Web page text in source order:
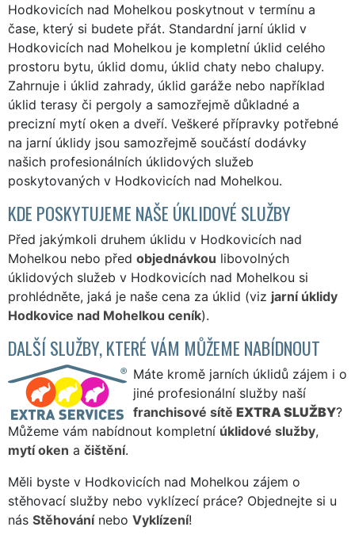
Hodkovicích nad Mohelkou poskytnout v termínu a
čase, který si budete přát. Standardní jarní úklid v
Hodkovicích nad Mohelkou je kompletní úklid celého
prostoru bytu, úklid domu, úklid chaty nebo chalupy.
Zahrnuje i úklid zahrady, úklid garáže nebo například
úklid terasy či pergoly a samozřejmě důkladné a
precizní mytí oken a dveří. Veškeré přípravky potřebné
na jarní úklidy jsou samozřejmě součástí dodávky
našich profesionálních úklidových služeb
poskytovaných v Hodkovicích nad Mohelkou.
KDE POSKYTUJEME NAŠE ÚKLIDOVÉ SLUŽBY
Před jakýmkoli druhem úklidu v Hodkovicích nad
Mohelkou nebo před objednávkou libovolných
úklidových služeb v Hodkovicích nad Mohelkou si
prohlédněte, jaká je naše cena za úklid (viz jarní úklidy
Hodkovice nad Mohelkou ceník).
DALŠÍ SLUŽBY, KTERÉ VÁM MŮŽEME NABÍDNOUT
Máte kromě jarních úklidů zájem i o
jiné profesionální služby naší
franchisové sítě EXTRA SLUŽBY?
Můžeme vám nabídnout kompletní úklidové služby,
mytí oken a čištění.
Měli byste v Hodkovicích nad Mohelkou zájem o
stěhovací služby nebo vyklízecí práce? Objednejte si u
nás Stěhovánínebo Vyklízení!